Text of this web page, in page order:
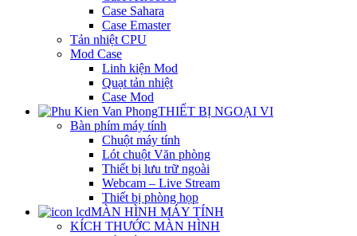
Case Sahara
Case Emaster
Tản nhiệt CPU
Mod Case
Linh kiện Mod
Quạt tản nhiệt
Case Mod
THIẾT BỊ NGOẠI VI
Bàn phím máy tính
Chuột máy tính
Lót chuột Văn phòng
Thiết bị lưu trữ ngoài
Webcam – Live Stream
Thiết bị phòng họp
MÀN HÌNH MÁY TÍNH
KÍCH THƯỚC MÀN HÌNH